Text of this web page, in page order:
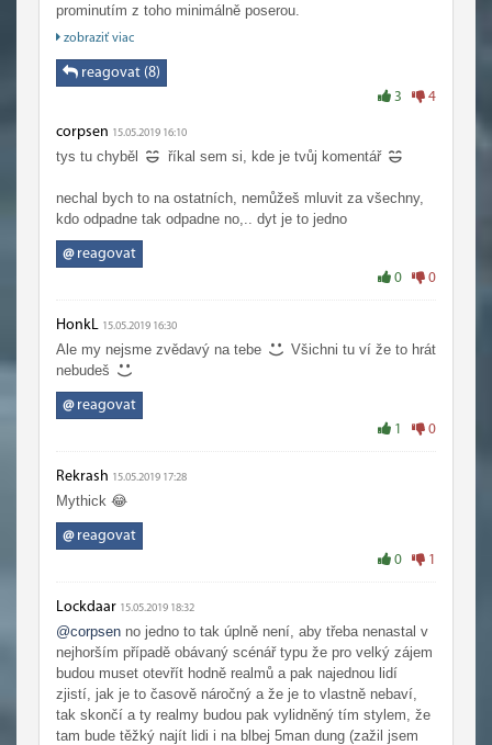
prominutím z toho minimálně poserou.
A když jsem zjistil že většina nemá odchozené raidy ani
zklamany.Tam byl těžký normalní dungon.Natož normal
zobraziť viac
reagovat (8)
3 4
corpsen 15.05.2019 16:10
tys tu chyběl říkal sem si, kde je tvůj komentář
nechal bych to na ostatních, nemůžeš mluvit za všechny,
kdo odpadne tak odpadne no,.. dyt je to jedno
@reagovat
0 0
HonkL 15.05.2019 16:30
Ale my nejsme zvědavý na tebe
Všichni tu ví že to hrát
nebudeš
@reagovat
1 0
Rekrash 15.05.2019 17:28
Mythick 😂
@reagovat
0 1
Lockdaar 15.05.2019 18:32
@corpsen no jedno to tak úplně není, aby třeba nenastal v
nejhorším případě obávaný scénář typu že pro velký zájem
budou muset otevřít hodně realmů a pak najednou lidí
zjistí, jak je to časově náročný a že je to vlastně nebaví,
tak skončí a ty realmy budou pak vylidněný tím stylem, že
tam bude těžký najít lidi i na blbej 5man dung (zažil jsem